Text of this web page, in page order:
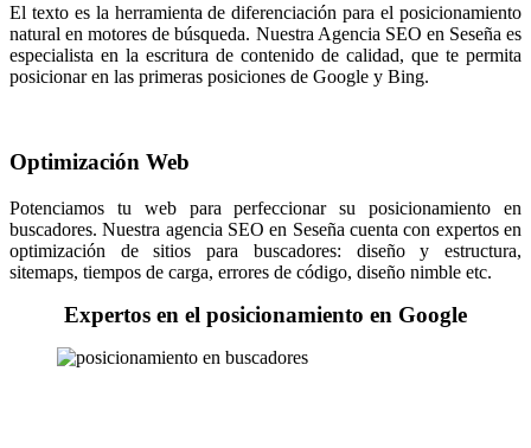
El texto es la herramienta de diferenciación para el posicionamiento
natural en motores de búsqueda. Nuestra Agencia SEO en Seseña es
especialista en la escritura de contenido de calidad, que te permita
posicionar en las primeras posiciones de Google y Bing.
Optimización Web
Potenciamos tu web para perfeccionar su posicionamiento en
buscadores. Nuestra agencia SEO en Seseña cuenta con expertos en
optimización de sitios para buscadores: diseño y estructura,
sitemaps, tiempos de carga, errores de código, diseño nimble etc.
Expertos en el posicionamiento en Google